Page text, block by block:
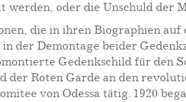
werden, oder die Unschuld der
die in ihren Biographien
der Demontage beider
Gedenkschild für den
der Roten Garde an den
von Odessa tätig. 1920